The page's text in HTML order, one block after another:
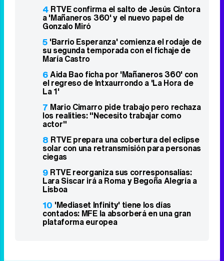
4 RTVE confirma el salto de Jesús Cintora
a 'Mañaneros 360' y el nuevo papel de
Gonzalo Miró
5 'Barrio Esperanza' comienza el rodaje de
su segunda temporada con el fichaje de
María Castro
6Aida Bao ficha por 'Mañaneros 360' con
el regreso de Intxaurrondo a 'La Hora de
La 1'
7 Mario Cimarro pide trabajo pero rechaza
los realities: "Necesito trabajar como
actor"
8 RTVE prepara una cobertura del eclipse
solar con una retransmisión para personas
ciegas
9 RTVE reorganiza sus corresponsalías:
Lara Siscar irá a Roma y Begoña Alegría a
Lisboa
10 'Mediaset Infinity' tiene los días
contados: MFE la absorberá en una gran
plataforma europea